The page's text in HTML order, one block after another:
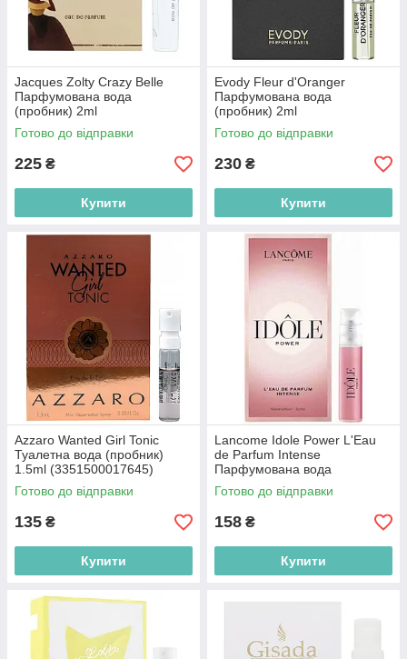
Jacques Zolty Crazy Belle
Парфумована вода
(пробник) 2ml
Готово до відправки
225 ₴
Купити
Evody Fleur d'Oranger
Парфумована вода
(пробник) 2ml
Готово до відправки
230 ₴
Купити
Azzaro Wanted Girl Tonic
Туалетна вода (пробник)
1.5ml (3351500017645)
Готово до відправки
135 ₴
Купити
Lancome Idole Power L'Eau
de Parfum Intense
Парфумована вода
(пробник) 1.2ml
(3614274299236)
Готово до відправки
158 ₴
Купити